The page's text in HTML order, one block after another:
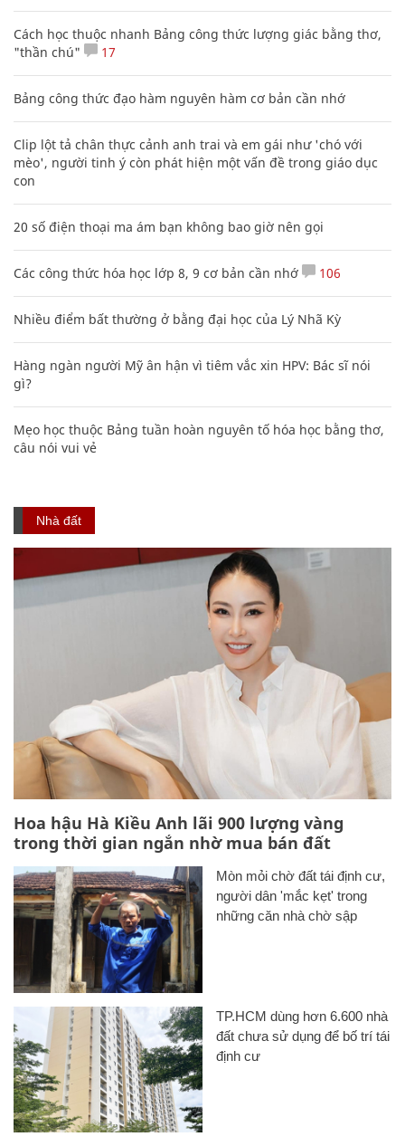
Cách học thuộc nhanh Bảng công thức lượng giác bằng thơ,
"thần chú"
17
Bảng công thức đạo hàm nguyên hàm cơ bản cần nhớ
Clip lột tả chân thực cảnh anh trai và em gái như 'chó với
mèo', người tinh ý còn phát hiện một vấn đề trong giáo dục
con
20 số điện thoại ma ám bạn không bao giờ nên gọi
Các công thức hóa học lớp 8, 9 cơ bản cần nhớ 106
Nhiều điểm bất thường ở bằng đại học của Lý Nhã Kỳ
Hàng ngàn người Mỹ ân hận vì tiêm vắc xin HPV: Bác sĩ nói
gì?
Mẹo học thuộc Bảng tuần hoàn nguyên tố hóa học bằng thơ,
câu nói vui vẻ
Nhà đất
Hoa hậu Hà Kiều Anh lãi 900 lượng vàng
trong thời gian ngắn nhờ mua bán đất
Mòn mỏi chờ đất tái định cư,
người dân 'mắc kẹt' trong
những căn nhà chờ sập
TP.HCM dùng hơn 6.600 nhà
đất chưa sử dụng để bố trí tái
định cư